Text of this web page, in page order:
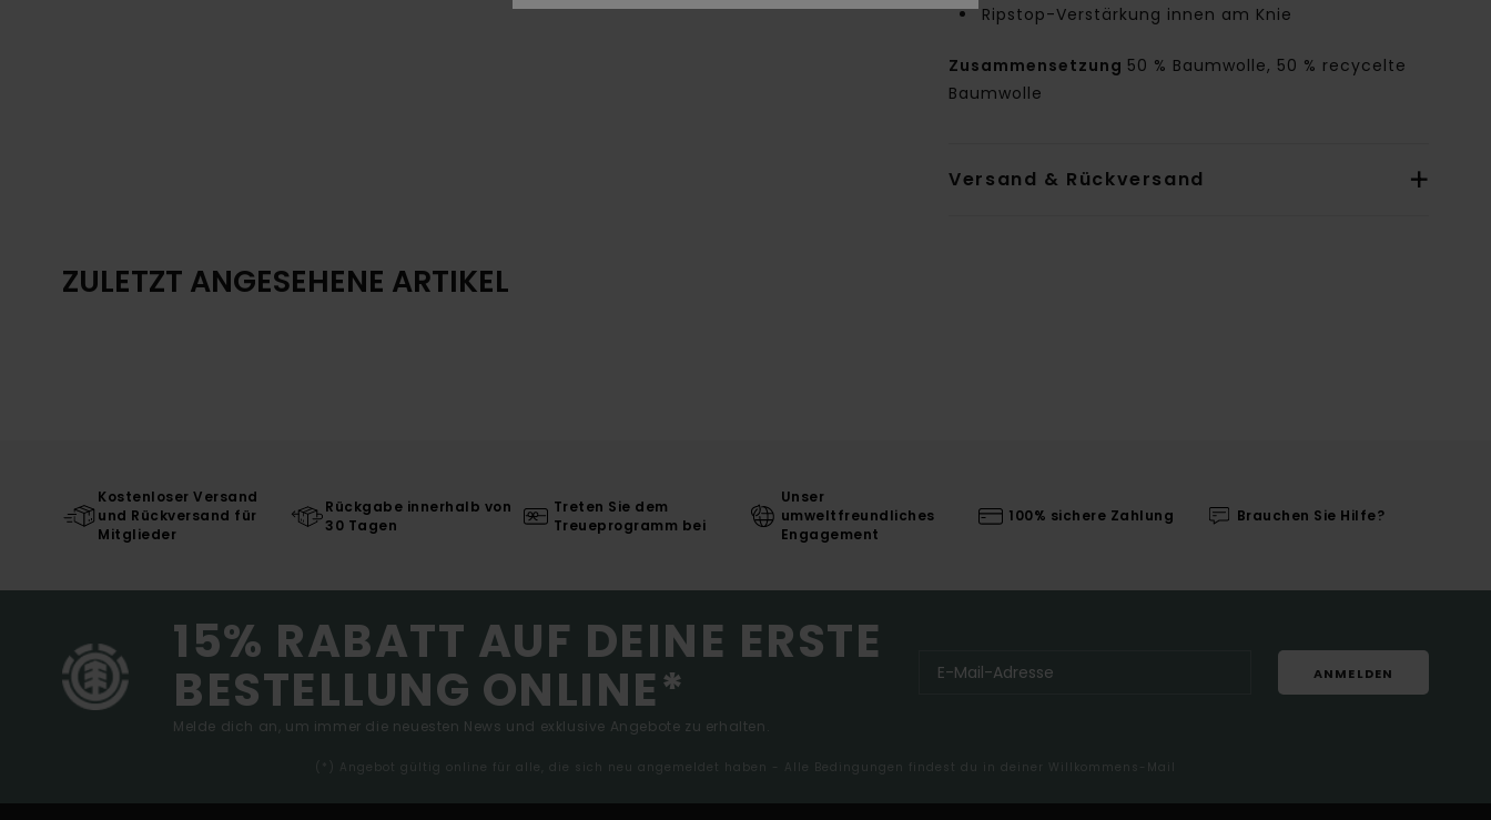
Ripstop-Verstärkung innen am Knie
Zusammensetzung 50 % Baumwolle, 50 % recycelte
Baumwolle
Versand & Rückversand
ZULETZT ANGESEHENE ARTIKEL
Kostenloser Versand
und Rückversand für
Mitglieder
Rückgabe innerhalb von
30 Tagen
Treten Sie dem
Treueprogramm bei
Unser
umweltfreundliches
Engagement
100% sichere Zahlung Brauchen Sie Hilfe?
15% RABATT AUF DEINE ERSTE
BESTELLUNG ONLINE*
Melde dich an, um immer die neuesten News und exklusive Angebote zu erhalten.
ANMELDEN
(*) Angebot gültig online für alle, die sich neu angemeldet haben - Alle Bedingungen findest du in deiner Willkommens-Mail